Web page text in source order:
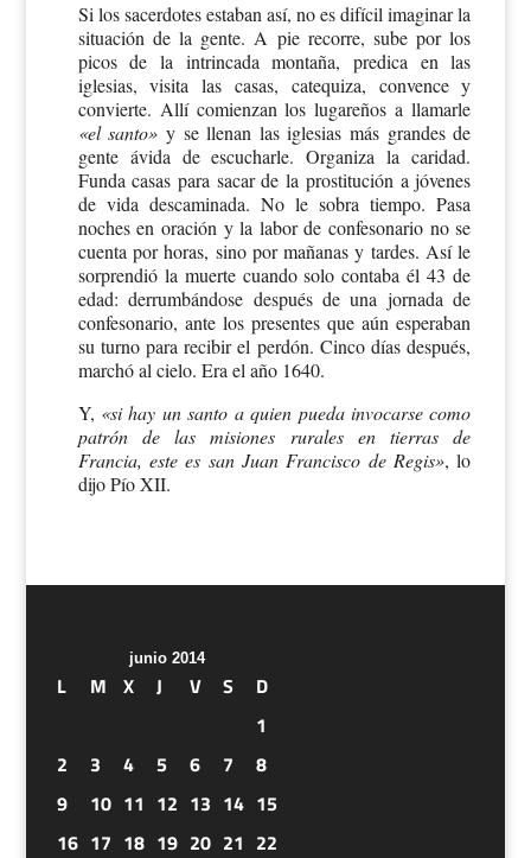
Si los sacerdotes estaban así, no es difícil imaginar la
situación de la gente. A pie recorre, sube por los
picos de la intrincada montaña, predica en las
iglesias, visita las casas, catequiza, convence y
convierte. Allí comienzan los lugareños a llamarle
«el santo» y se llenan las iglesias más grandes de
gente ávida de escucharle. Organiza la caridad.
Funda casas para sacar de la prostitución a jóvenes
de vida descaminada. No le sobra tiempo. Pasa
noches en oración y la labor de confesonario no se
cuenta por horas, sino por mañanas y tardes. Así le
sorprendió la muerte cuando solo contaba él 43 de
edad: derrumbándose después de una jornada de
confesonario, ante los presentes que aún esperaban
su turno para recibir el perdón. Cinco días después,
marchó al cielo. Era el año 1640.
Y, «si hay un santo a quien pueda invocarse como
patrón de las misiones rurales en tierras de
Francia, este es san Juan Francisco de Regis», lo
dijo Pío XII.
junio 2014
L M X J V S
D
1
2
3 4 5 6 7
8
9
10 11 12 13 14 15
16 17 18 19 20 21 22